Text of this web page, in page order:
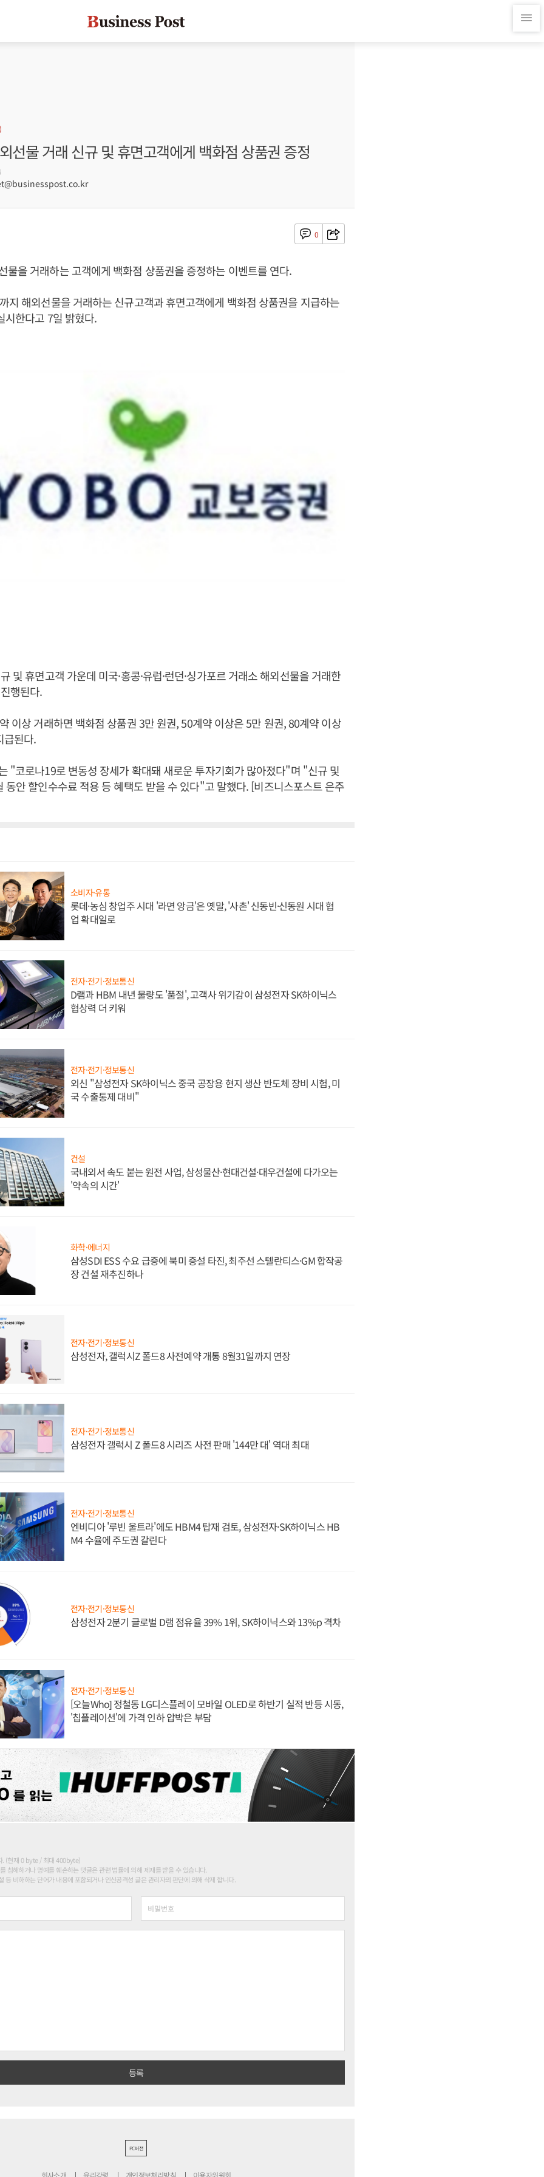
선물 거래 신규 및 휴면고객에게 백화점 상품권 증정
0
물을 거래하는 고객에게 백화점 상품권을 증정하는 이벤트를 연다.
지 해외선물을 거래하는 신규고객과 휴면고객에게 백화점 상품권을 지급하는
시한다고 7일 밝혔다.
및 휴면고객 가운데 미국·홍콩·유럽·런던·싱가포르 거래소 해외선물을 거래한
행된다.
이상 거래하면 백화점 상품권 3만 원권, 50계약 이상은 5만 원권, 80계약 이상
급된다.
"코로나19로 변동성 장세가 확대돼 새로운 투자기회가 많아졌다"며 "신규 및
동안 할인수수료 적용 등 혜택도 받을 수 있다"고 말했다. [비즈니스포스트 은주
소비자·유통
롯데·농심 창업주 시대 '라면 앙금'은 옛말, '사촌' 신동빈·신동원 시대 협
업 확대일로
전자·전기·정보통신
D램과 HBM 내년 물량도 '품절', 고객사 위기감이 삼성전자 SK하이닉스
협상력 더 키워
전자·전기·정보통신
외신 "삼성전자 SK하이닉스 중국 공장용 현지 생산 반도체 장비 시험, 미
국 수출통제 대비"
건설
국내외서 속도 붙는 원전 사업, 삼성물산·현대건설·대우건설에 다가오는
'약속의 시간'
화학·에너지
삼성SDI ESS 수요 급증에 북미 증설 타진, 최주선 스텔란티스·GM 합작공
장 건설 재추진하나
전자·전기·정보통신
삼성전자, 갤럭시Z 폴드8 사전예약 개통 8월31일까지 연장
전자·전기·정보통신
삼성전자 갤럭시 Z 폴드8 시리즈 사전 판매 '144만 대' 역대 최대
전자·전기·정보통신
엔비디아 '루빈 울트라'에도 HBM4 탑재 검토, 삼성전자·SK하이닉스 HB
M4 수율에 주도권 갈린다
전자·전기·정보통신
삼성전자 2분기 글로벌 D램 점유율 39% 1위, SK하이닉스와 13%p 격차
전자·전기·정보통신
[오늘Who] 정철동 LG디스플레이 모바일 OLED로 하반기 실적 반등 시동,
'칩플레이션'에 가격 인하 압박은 부담
. (현재 0 byte / 최대 400byte)
침해하거나 명예를 훼손하는 댓글은 관련 법률에 의해 제재를 받을 수 있습니다.
등 비하하는 단어가 내용에 포함되거나 인신공격성 글은 관리자의 판단에 의해 삭제 합니다.
PC버전
회사소개 윤리강령 개인정보처리방침 이용자위원회